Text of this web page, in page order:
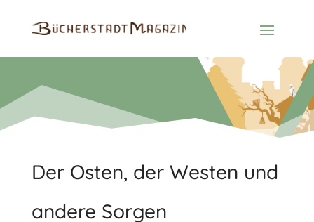
Der Osten, der Westen und
andere Sorgen